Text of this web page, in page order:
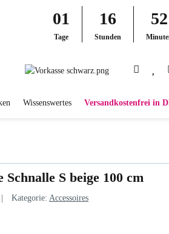
01
Tage
16
Stunden
52
Wissenswertes Versandkostenfrei in
S beige 100 cm
Kategorie: Accessoires